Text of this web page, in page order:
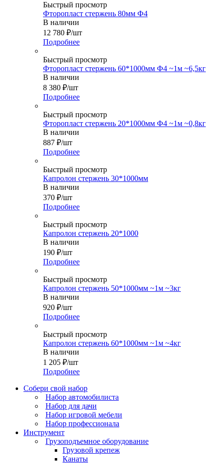
Быстрый просмотр
Фторопласт стержень 80мм Ф4
В наличии
12 780 ₽/шт
Подробнее
Быстрый просмотр
Фторопласт стержень 60*1000мм Ф4 ~1м ~6,5кг
В наличии
8 380 ₽/шт
Подробнее
Быстрый просмотр
Фторопласт стержень 20*1000мм Ф4 ~1м ~0,8кг
В наличии
887 ₽/шт
Подробнее
Быстрый просмотр
Капролон стержень 30*1000мм
В наличии
370 ₽/шт
Подробнее
Быстрый просмотр
Капролон стержень 20*1000
В наличии
190 ₽/шт
Подробнее
Быстрый просмотр
Капролон стержень 50*1000мм ~1м ~3кг
В наличии
920 ₽/шт
Подробнее
Быстрый просмотр
Капролон стержень 60*1000мм ~1м ~4кг
В наличии
1 205 ₽/шт
Подробнее
Собери свой набор
Набор автомобилиста
Набор для дачи
Набор игровой мебели
Набор профессионала
Инструмент
Грузоподъемное оборудование
Грузовой крепеж
Канаты